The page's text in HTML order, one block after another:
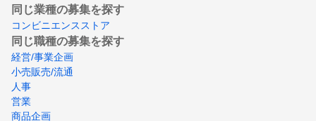
同じ業種の募集を探す
コンビニエンスストア
同じ職種の募集を探す
経営/事業企画
小売販売/流通
人事
営業
商品企画